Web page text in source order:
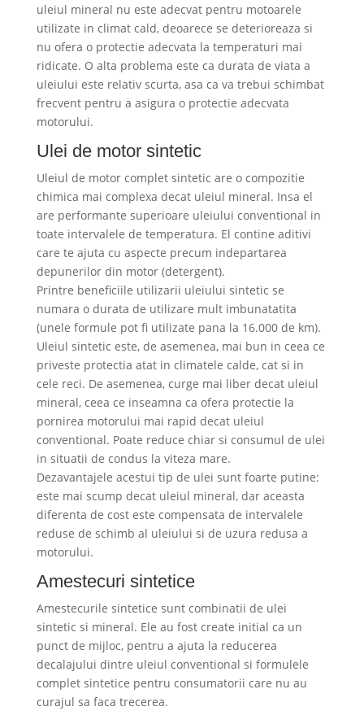
uleiul mineral nu este adecvat pentru motoarele
utilizate in climat cald, deoarece se deterioreaza si
nu ofera o protectie adecvata la temperaturi mai
ridicate. O alta problema este ca durata de viata a
uleiului este relativ scurta, asa ca va trebui schimbat
frecvent pentru a asigura o protectie adecvata
motorului.
Ulei de motor sintetic
Uleiul de motor complet sintetic are o compozitie
chimica mai complexa decat uleiul mineral. Insa el
are performante superioare uleiului conventional in
toate intervalele de temperatura. El contine aditivi
care te ajuta cu aspecte precum indepartarea
depunerilor din motor (detergent).
Printre beneficiile utilizarii uleiului sintetic se
numara o durata de utilizare mult imbunatatita
(unele formule pot fi utilizate pana la 16.000 de km).
Uleiul sintetic este, de asemenea, mai bun in ceea ce
priveste protectia atat in climatele calde, cat si in
cele reci. De asemenea, curge mai liber decat uleiul
mineral, ceea ce inseamna ca ofera protectie la
pornirea motorului mai rapid decat uleiul
conventional. Poate reduce chiar si consumul de ulei
in situatii de condus la viteza mare.
Dezavantajele acestui tip de ulei sunt foarte putine:
este mai scump decat uleiul mineral, dar aceasta
diferenta de cost este compensata de intervalele
reduse de schimb al uleiului si de uzura redusa a
motorului.
Amestecuri sintetice
Amestecurile sintetice sunt combinatii de ulei
sintetic si mineral. Ele au fost create initial ca un
punct de mijloc, pentru a ajuta la reducerea
decalajului dintre uleiul conventional si formulele
complet sintetice pentru consumatorii care nu au
curajul sa faca trecerea.